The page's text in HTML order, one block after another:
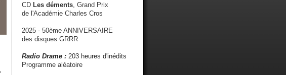
CD Les déments , Grand Prix
de l'Académie Charles Cros
2025 - 50ème ANNIVERSAIRE
des disques GRRR
Radio Drame : 203 heures d'inédits
Programme aléatoire